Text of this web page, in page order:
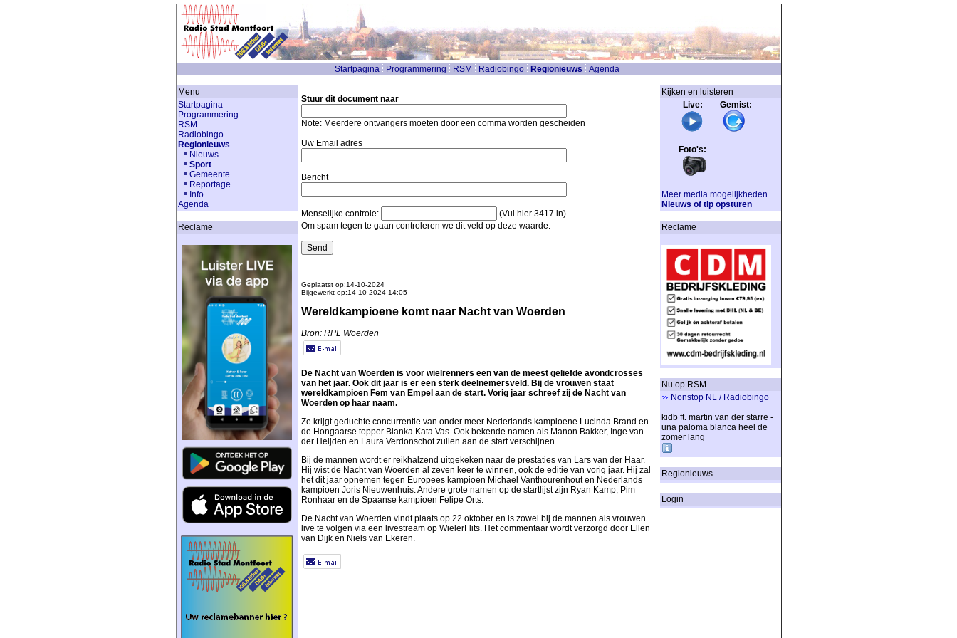
Startpagina Programmering RSM Radiobingo Regionieuws Agenda
Menu
Startpagina
Programmering
RSM
Radiobingo
Regionieuws
Nieuws
Sport
Gemeente
Reportage
Info
Agenda
Reclame
Stuur dit document naar
Note: Meerdere ontvangers moeten door een comma worden gescheiden
Uw Email adres
Bericht
Menselijke controle:
(Vul hier 3417 in).
Om spam tegen te gaan controleren we dit veld op deze waarde.
Geplaatst op:14-10-2024
Bijgewerkt op:14-10-2024 14:05
Wereldkampioene komt naar Nacht van Woerden
Bron: RPL Woerden
De Nacht van Woerden is voor wielrenners een van de meest geliefde avondcrosses
van het jaar. Ook dit jaar is er een sterk deelnemersveld. Bij de vrouwen staat
wereldkampioen Fem van Empel aan de start. Vorig jaar schreef zij de Nacht van
Woerden op haar naam.
Ze krijgt geduchte concurrentie van onder meer Nederlands kampioene Lucinda Brand en
de Hongaarse topper Blanka Kata Vas. Ook bekende namen als Manon Bakker, Inge van
der Heijden en Laura Verdonschot zullen aan de start verschijnen.
Bij de mannen wordt er reikhalzend uitgekeken naar de prestaties van Lars van der Haar.
Hij wist de Nacht van Woerden al zeven keer te winnen, ook de editie van vorig jaar. Hij zal
het dit jaar opnemen tegen Europees kampioen Michael Vanthourenhout en Nederlands
kampioen Joris Nieuwenhuis. Andere grote namen op de startlijst zijn Ryan Kamp, Pim
Ronhaar en de Spaanse kampioen Felipe Orts.
De Nacht van Woerden vindt plaats op 22 oktober en is zowel bij de mannen als vrouwen
live te volgen via een livestream op WielerFlits. Het commentaar wordt verzorgd door Ellen
van Dijk en Niels van Ekeren.
Kijken en luisteren
Live: Gemist:
Foto's:
Meer media mogelijkheden
Nieuws of tip opsturen
Reclame
Nu op RSM
Nonstop NL / Radiobingo
kidb ft. martin van der starre -
una paloma blanca heel de
zomer lang
Regionieuws
Login